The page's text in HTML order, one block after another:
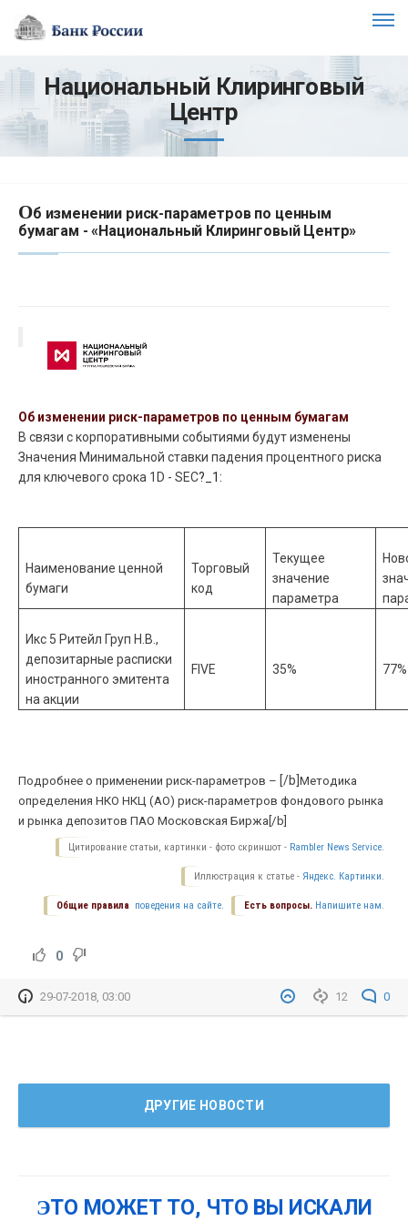
Национальный Клиринговый
Центр
Об изменении риск-параметров по ценным
бумагам - «Национальный Клиринговый Центр»
Об изменении риск-параметров по ценным бумагам
В связи с корпоративными событиями будут изменены
Значения Минимальной ставки падения процентного риска
для ключевого срока 1D - SEC?_1:
Наименование ценной
бумаги
Торговый
код
Текущее
значение
параметра
Икс 5 Ритейл Груп Н.В.,
депозитарные расписки
иностранного эмитента
на акции
FIVE 35% 77%
Подробнее о применении риск-параметров – [/b] Методика
определения НКО НКЦ (АО) риск-параметров фондового рынка
и рынка депозитов ПАО Московская Биржа [/b]
Цитирование статьи, картинки - фото скриншот - Rambler News Service.
Иллюстрация к статье - Яндекс. Картинки.
Есть вопросы. Напишите нам.
Общие правила поведения на сайте.
0
12 0
29-07-2018, 03:00
ДРУГИЕ НОВОСТИ
ЭТО МОЖЕТ ТО, ЧТО ВЫ ИСКАЛИ